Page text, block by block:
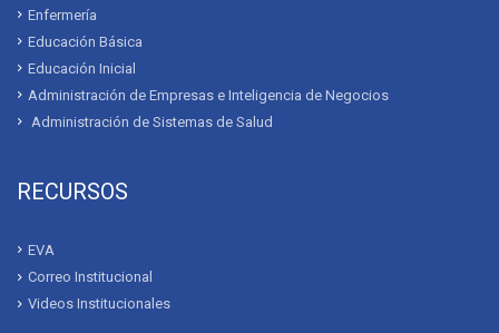
Enfermería
Educación Básica
Educación Inicial
Administración de Empresas e Inteligencia de Negocios
Administración de Sistemas de Salud
RECURSOS
EVA
Correo Institucional
Videos Institucionales